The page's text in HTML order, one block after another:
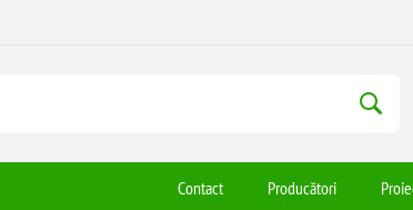
Contact Producători